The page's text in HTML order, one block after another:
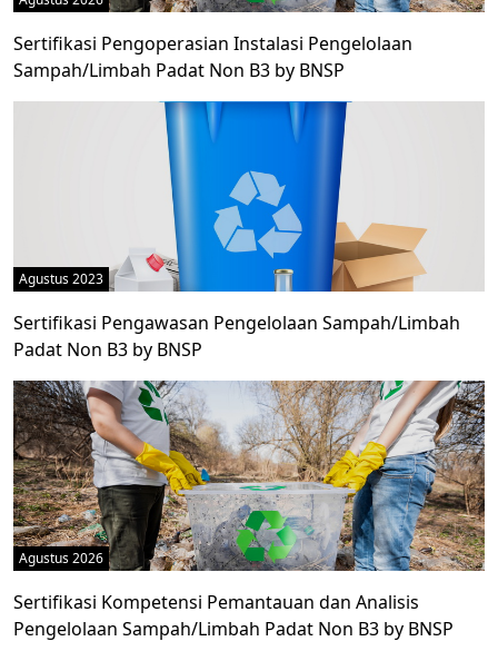
Sertifikasi Pengoperasian Instalasi Pengelolaan
Sampah/Limbah Padat Non B3 by BNSP
Agustus 2023
Sertifikasi Pengawasan Pengelolaan Sampah/Limbah
Padat Non B3 by BNSP
Agustus 2026
Sertifikasi Kompetensi Pemantauan dan Analisis
Pengelolaan Sampah/Limbah Padat Non B3 by BNSP